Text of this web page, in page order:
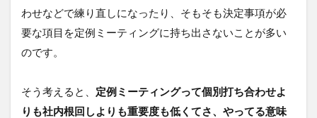
わせなどで練り直しになったり、そもそも決定事項が必
要な項目を定例ミーティングに持ち出さないことが多い
のです。
そう考えると、 定例ミーティングって個別打ち合わせよ
りも社内根回しよりも重要度も低くてさ、やってる意味